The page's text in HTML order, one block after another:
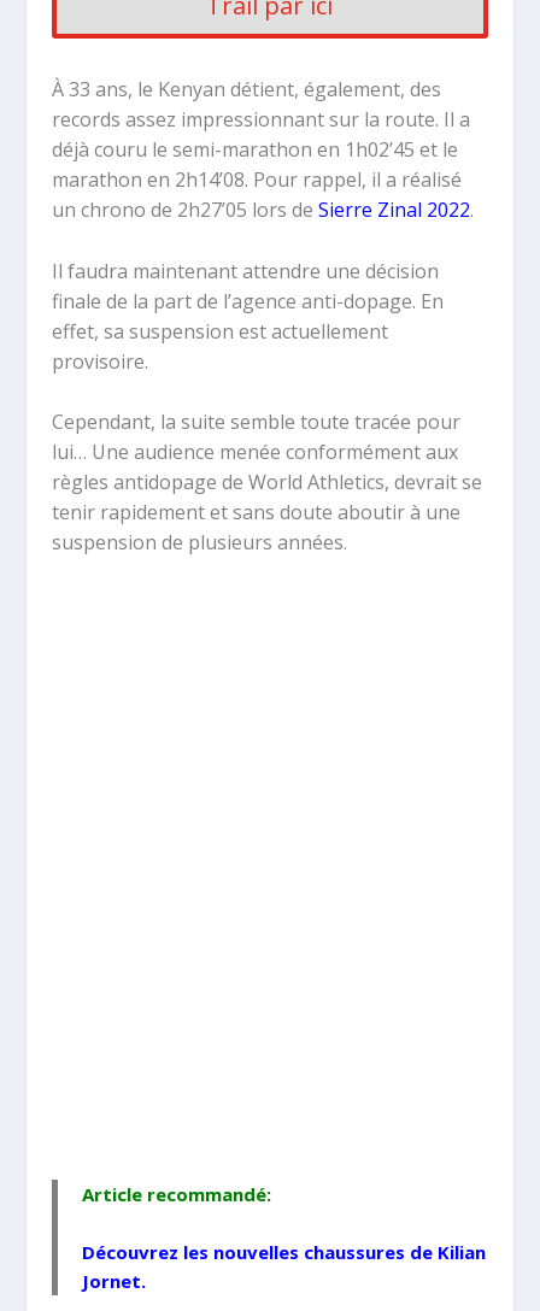
À 33 ans, le Kenyan détient, également, des
records assez impressionnant sur la route. Il a
déjà couru le semi-marathon en 1h02’45 et le
marathon en 2h14’08. Pour rappel, il a réalisé
un chrono de 2h27’05 lors de Sierre Zinal 2022.
Il faudra maintenant attendre une décision
finale de la part de l’agence anti-dopage. En
effet, sa suspension est actuellement
provisoire.
Cependant, la suite semble toute tracée pour
lui… Une audience menée conformément aux
règles antidopage de World Athletics, devrait se
tenir rapidement et sans doute aboutir à une
suspension de plusieurs années.
Article recommandé:
Découvrez les nouvelles chaussures de Kilian
Jornet.